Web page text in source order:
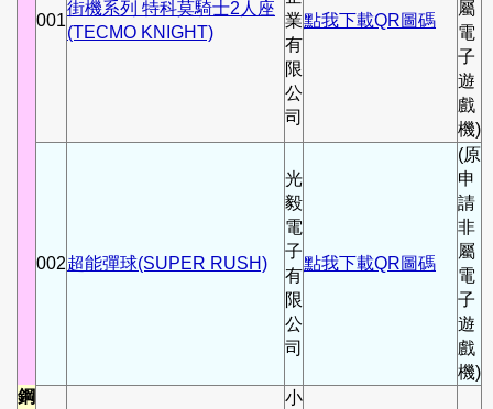
001
街機系列 特科莫騎士2人座
(TECMO KNIGHT)
業
有
限
公
司
點我下載QR圖碼
屬
電
子
遊
戲
機)
002超能彈球(SUPER RUSH)
光
毅
電
子
有
限
公
司
點我下載QR圖碼
(原
申
請
非
屬
電
子
遊
戲
機)
鋼
小